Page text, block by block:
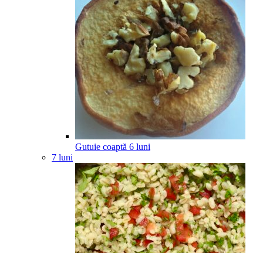
Gutuie coaptă 6 luni
7 luni